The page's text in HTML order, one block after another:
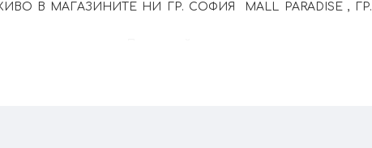
В МАГАЗИНИТЕ НИ ГР. СОФИЯ MALL PARADISE , ГР.
на изделието. При онлайн поръчка, ще се свържем с